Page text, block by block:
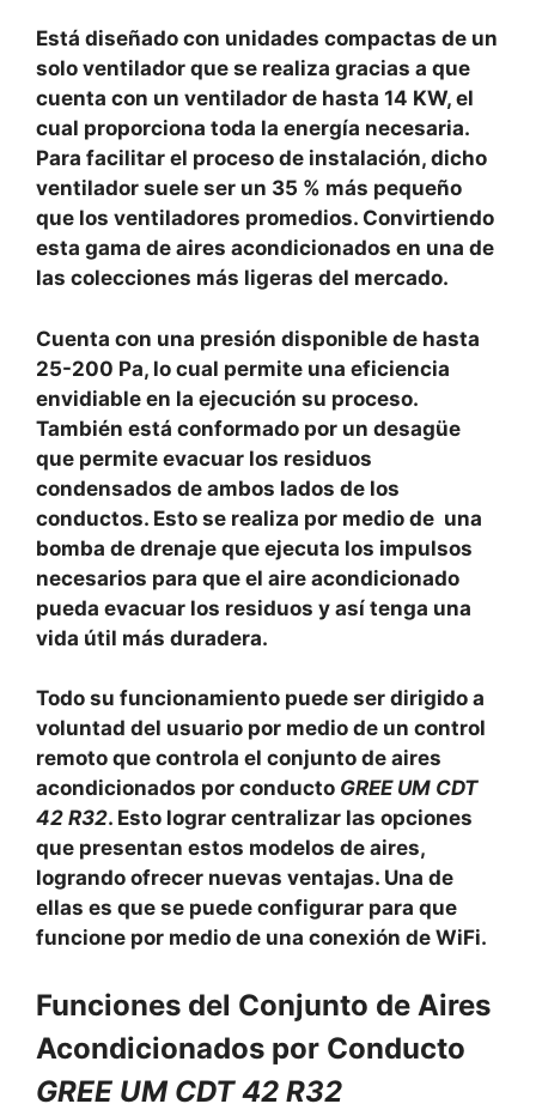
Está diseñado con unidades compactas de un
solo ventilador que se realiza gracias a que
cuenta con un ventilador de hasta 14 KW, el
cual proporciona toda la energía necesaria.
Para facilitar el proceso de instalación, dicho
ventilador suele ser un 35 % más pequeño
que los ventiladores promedios. Convirtiendo
esta gama de aires acondicionados en una de
las colecciones más ligeras del mercado.
Cuenta con una presión disponible de hasta
25-200 Pa, lo cual permite una eficiencia
envidiable en la ejecución su proceso.
También está conformado por un desagüe
que permite evacuar los residuos
condensados de ambos lados de los
conductos. Esto se realiza por medio de una
bomba de drenaje que ejecuta los impulsos
necesarios para que el aire acondicionado
pueda evacuar los residuos y así tenga una
vida útil más duradera.
Todo su funcionamiento puede ser dirigido a
voluntad del usuario por medio de un control
remoto que controla el conjunto de aires
acondicionados por conducto GREE UM CDT
42 R32. Esto lograr centralizar las opciones
que presentan estos modelos de aires,
logrando ofrecer nuevas ventajas. Una de
ellas es que se puede configurar para que
funcione por medio de una conexión de WiFi.
Funciones del Conjunto de Aires
Acondicionados por Conducto
GREE UM CDT 42 R32